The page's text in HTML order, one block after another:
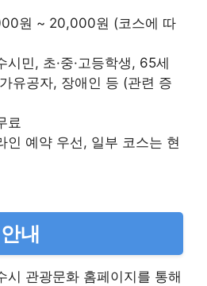
원 ~ 20,000원 (코스에 따
시민, 초·중·고등학생, 65세
유공자, 장애인 등 (관련 증
료
인 예약 우선, 일부 코스는 현
내
시 관광문화 홈페이지를 통해